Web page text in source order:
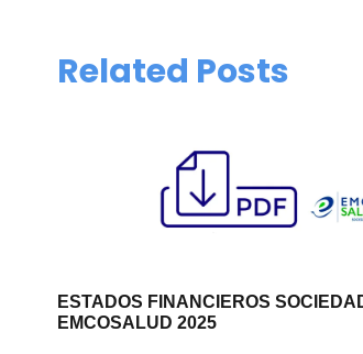
Related Posts
ESTADOS FINANCIEROS
EMCOSALUD 2025